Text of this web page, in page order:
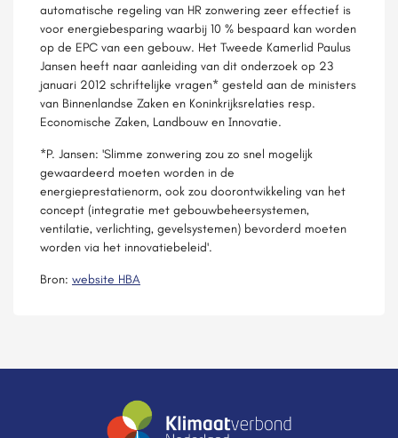
automatische regeling van HR zonwering zeer effectief is
voor energiebesparing waarbij 10 % bespaard kan worden
op de EPC van een gebouw. Het Tweede Kamerlid Paulus
Jansen heeft naar aanleiding van dit onderzoek op 23
januari 2012 schriftelijke vragen* gesteld aan de ministers
van Binnenlandse Zaken en Koninkrijksrelaties resp.
Economische Zaken, Landbouw en Innovatie.
*P. Jansen: 'Slimme zonwering zou zo snel mogelijk
gewaardeerd moeten worden in de
energieprestatienorm, ook zou doorontwikkeling van het
concept (integratie met gebouwbeheersystemen,
ventilatie, verlichting, gevelsystemen) bevorderd moeten
worden via het innovatiebeleid'.
Bron: website HBA